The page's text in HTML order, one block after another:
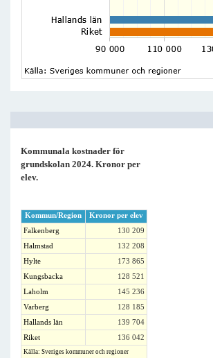
Kommunala kostnader för
grundskolan 2024. Kronor per
elev.
Kommun/Region
Kronor per elev
Falkenberg
130 209
Halmstad
132 208
Hylte
173 865
Kungsbacka
128 521
Laholm
145 236
Varberg
128 185
Hallands län
139 704
Riket
136 042
Källa: Sveriges kommuner och regioner